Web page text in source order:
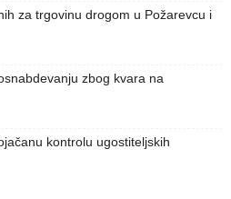
za trgovinu drogom u Požarevcu i
zbog kvara na
kontrolu ugostiteljskih